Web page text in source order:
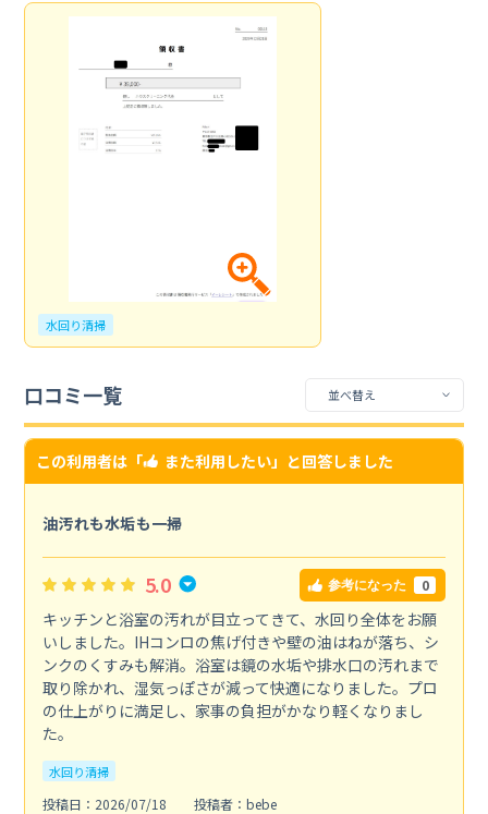
水回り清掃
口コミ一覧
この利用者は「 また利用したい」と回答しました
油汚れも水垢も一掃
5.0 参考になった 0
キッチンと浴室の汚れが目立ってきて、水回り全体をお願
いしました。IHコンロの焦げ付きや壁の油はねが落ち、シ
ンクのくすみも解消。浴室は鏡の水垢や排水口の汚れまで
取り除かれ、湿気っぽさが減って快適になりました。プロ
の仕上がりに満足し、家事の負担がかなり軽くなりまし
た。
水回り清掃
投稿日：2026/07/18
投稿者：bebe